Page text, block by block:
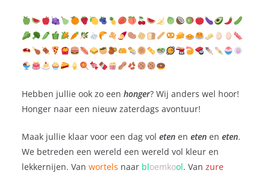
Hebben jullie ook zo een honger? Wij anders wel hoor!
Honger naar een nieuw zaterdags avontuur!
Maak jullie klaar voor een dag vol eten en eten en eten.
We betreden een wereld een wereld vol kleur en
lekkernijen. Van wortels naar bloemkool. Van zure